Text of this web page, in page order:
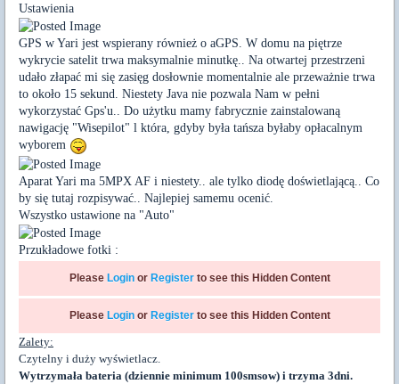
Ustawienia
GPS w Yari jest wspierany również o aGPS. W domu na piętrze
wykrycie satelit trwa maksymalnie minutkę.. Na otwartej przestrzeni
udało złapać mi się zasięg dosłownie momentalnie ale przeważnie trwa
to około 15 sekund. Niestety Java nie pozwala Nam w pełni
wykorzystać Gps'u.. Do użytku mamy fabrycznie zainstalowaną
nawigację "Wisepilot" l która, gdyby była tańsza byłaby opłacalnym
wyborem
Aparat Yari ma 5MPX AF i niestety.. ale tylko diodę doświetlającą.. Co
by się tutaj rozpisywać.. Najlepiej samemu ocenić.
Wszystko ustawione na "Auto"
Przukładowe fotki :
Please Loginor Registerto see this Hidden Content
Please Loginor Registerto see this Hidden Content
Zalety:
Czytelny i duży wyświetlacz.
Wytrzymała bateria (dziennie minimum 100smsow) i trzyma 3dni.